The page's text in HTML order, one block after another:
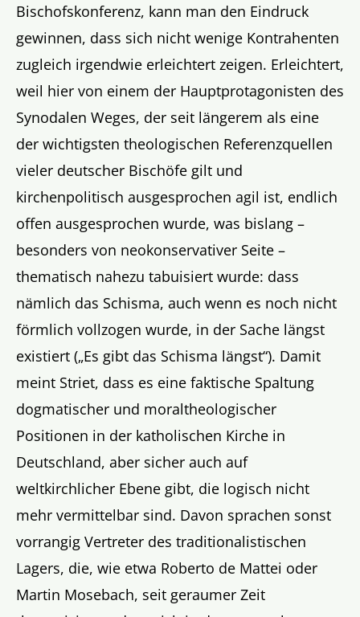
Bischofskonferenz, kann man den Eindruck
gewinnen, dass sich nicht wenige Kontrahenten
zugleich irgendwie erleichtert zeigen. Erleichtert,
weil hier von einem der Hauptprotagonisten des
Synodalen Weges, der seit längerem als eine
der wichtigsten theologischen Referenzquellen
vieler deutscher Bischöfe gilt und
kirchenpolitisch ausgesprochen agil ist, endlich
offen ausgesprochen wurde, was bislang –
besonders von neokonservativer Seite –
thematisch nahezu tabuisiert wurde: dass
nämlich das Schisma, auch wenn es noch nicht
förmlich vollzogen wurde, in der Sache längst
existiert („Es gibt das Schisma längst“). Damit
meint Striet, dass es eine faktische Spaltung
dogmatischer und moraltheologischer
Positionen in der katholischen Kirche in
Deutschland, aber sicher auch auf
weltkirchlicher Ebene gibt, die logisch nicht
mehr vermittelbar sind. Davon sprachen sonst
vorrangig Vertreter des traditionalistischen
Lagers, die, wie etwa Roberto de Mattei oder
Martin Mosebach, seit geraumer Zeit